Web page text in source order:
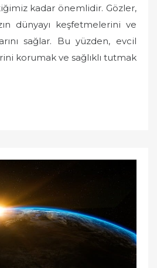
kadar önemlidir. Gözler,
dünyayı keşfetmelerini ve
sağlar. Bu yüzden, evcil
korumak ve sağlıklı tutmak